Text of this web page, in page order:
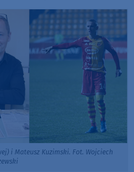
i Mateusz Kuzimski. Fot. Wojciech